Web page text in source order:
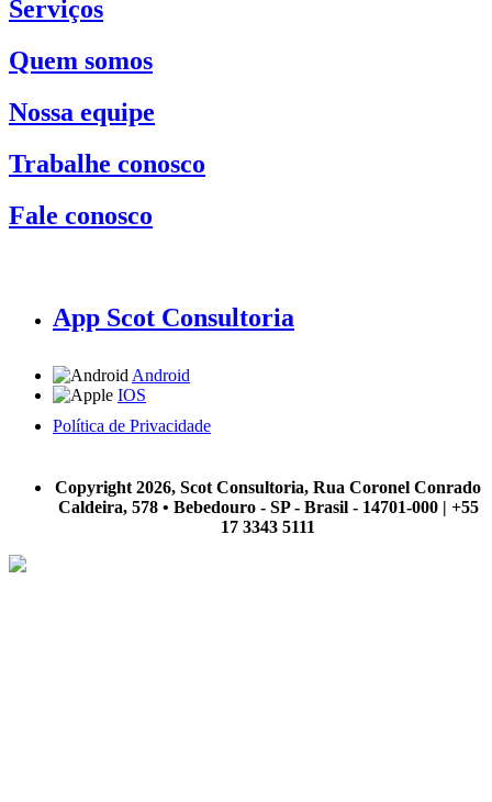
Serviços
Quem somos
Nossa equipe
Trabalhe conosco
Fale conosco
App Scot Consultoria
Android
IOS
Política de Privacidade
Copyright 2026, Scot Consultoria, Rua Coronel Conrado
Caldeira, 578 • Bebedouro - SP - Brasil - 14701-000 | +55
17 3343 5111